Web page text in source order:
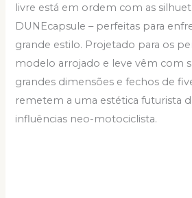
livre está em ordem com as
DUNEcapsule – perfeitas para
grande estilo. Projetado para os
modelo arrojado e leve vêm com
grandes dimensões e fechos de
remetem a uma estética futurista
influências neo-motociclista.